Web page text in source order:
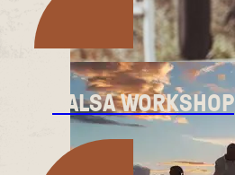
SALSA WORKSHOP